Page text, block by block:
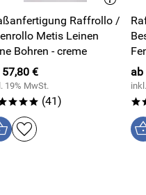
sondern auch ein
Sie jederzeit die
regulieren so den
bleibt das
formstabil und frisch.
Raffrollo /
Metis Leinen
Bohren - creme
57,80 €
19% MwSt.
(41)
ab